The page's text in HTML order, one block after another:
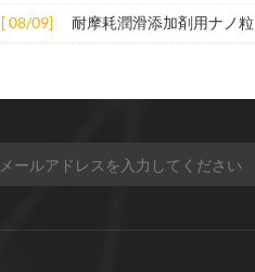
ミック材料の分子は、加熱されると構
の変化は、分子間の相互作用を変更し
たり、配向や立体構造を変更したりす
ることなどによって実現できます。 2.
つかのナノ材料の拡張応用
[ 08/09]
耐摩耗潤滑添加剤用ナノ粒